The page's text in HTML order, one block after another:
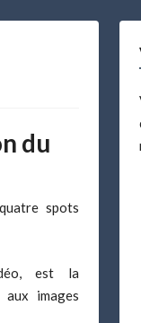
du
spots
est la
aux images